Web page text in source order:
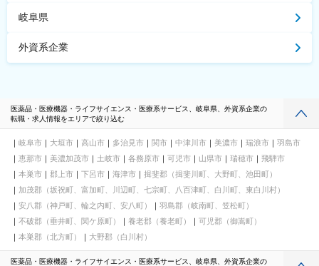
岐阜県
外資系企業
医薬品・医療機器・ライフサイエンス・医療系サービス、岐阜県、外資系企業の
転職・求人情報をエリアで絞り込む
岐阜市 大垣市 高山市 多治見市 関市 中津川市 美濃市 瑞浪市
羽島市
恵那市
美濃加茂市 土岐市 各務原市 可児市 山県市 瑞穂市
飛騨市
本巣市
郡上市 下呂市 海津市
揖斐郡（揖斐川町、大野町、池田町）
加茂郡（坂祝町、富加町、川辺町、七宗町、八百津町、白川町、東白川村）
安八郡（神戸町、輪之内町、安八町）
羽島郡（岐南町、笠松町）
不破郡（垂井町、関ケ原町）
養老郡（養老町）
可児郡（御嵩町）
本巣郡（北方町）
大野郡（白川村）
医薬品・医療機器・ライフサイエンス・医療系サービス、岐阜県、外資系企業の